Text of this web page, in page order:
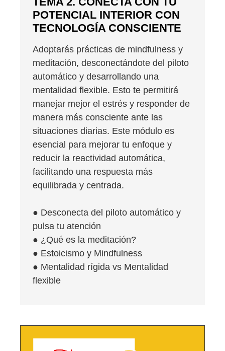
POTENCIAL INTERIOR CON
TECNOLOGÍA CONSCIENTE
Adoptarás prácticas de mindfulness y
meditación, desconectándote del piloto
automático y desarrollando una
mentalidad flexible. Esto te permitirá
manejar mejor el estrés y responder de
manera más consciente ante las
situaciones diarias. Este módulo es
esencial para mejorar tu enfoque y
reducir la reactividad automática,
facilitando una respuesta más
equilibrada y centrada.
● Desconecta del piloto automático y
pulsa tu atención
● ¿Qué es la meditación?
● Estoicismo y Mindfulness
● Mentalidad rígida vs Mentalidad
flexible